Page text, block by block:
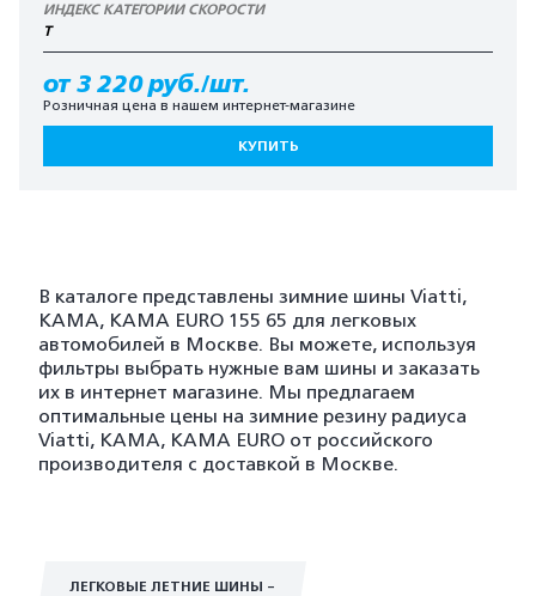
ИНДЕКС КАТЕГОРИИ СКОРОСТИ
T
от 3 220 руб./шт.
Розничная цена в нашем интернет-магазине
КУПИТЬ
В каталоге представлены зимние шины Viatti,
KAMA, KAMA EURO 155 65 для легковых
автомобилей в Москве. Вы можете, используя
фильтры выбрать нужные вам шины и заказать
их в интернет магазине. Мы предлагаем
оптимальные цены на зимние резину радиуса
Viatti, KAMA, KAMA EURO от российского
производителя с доставкой в Москве.
ЛЕГКОВЫЕ ЛЕТНИЕ ШИНЫ -